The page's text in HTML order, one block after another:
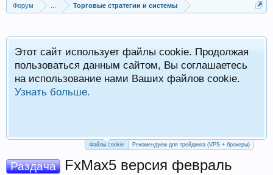
Форум Торговые стратегии и системы
Этот сайт использует файлы cookie. Продолжая
пользоваться данным сайтом, Вы соглашаетесь
на использование нами Ваших файлов cookie.
Узнать больше.
Файлы cookie Рекомендуем для трейдинга (VPS + брокеры)
Раздача
FxMax5 версия февраль